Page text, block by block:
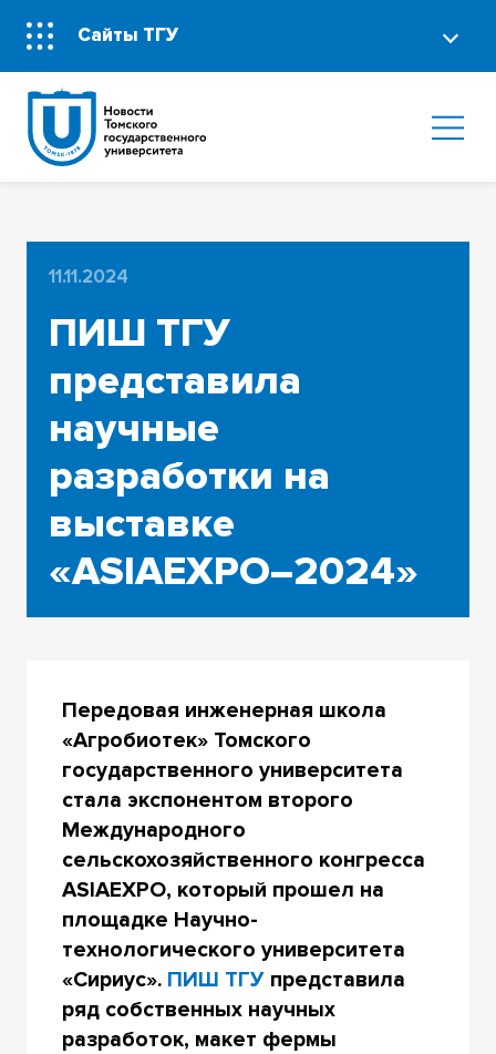
Сайты ТГУ
11.11.2024
ПИШ ТГУ
представила
научные
разработки на
выставке
«ASIAEXPO–2024»
Передовая инженерная школа
«Агробиотек» Томского
государственного университета
стала экспонентом второго
Международного
сельскохозяйственного конгресса
ASIAEXPO, который прошел на
площадке Научно-
технологического университета
«Сириус». ПИШ ТГУпредставила
ряд собственных научных
разработок, макет фермы